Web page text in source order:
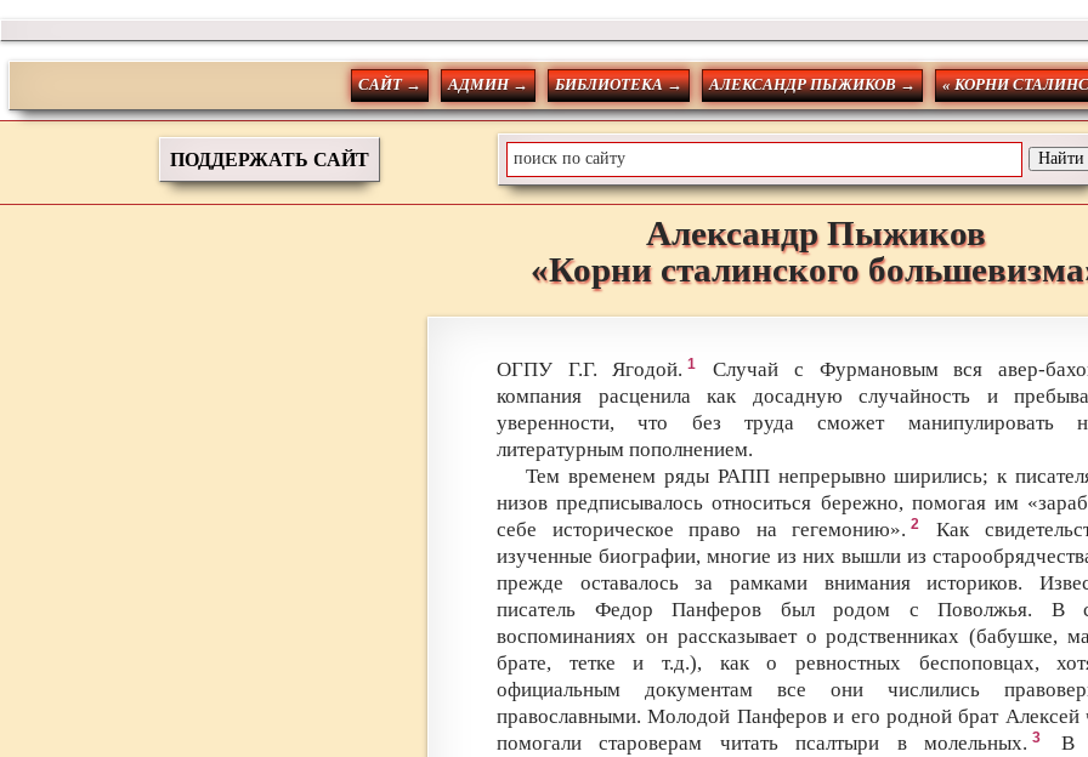
САЙТ → АДМИН → БИБЛИОТЕКА → АЛЕКСАНДР ПЫЖИКОВ → « КОРНИ
ПОДДЕРЖАТЬ САЙТ
Александр Пыжиков
«Корни сталинского
ОГПУ Г.Г. Ягодой. 1
Случай с Фурмановым вся авер-
компания расценила как досадную случайность и
уверенности, что без труда сможет манипулировать
литературным пополнением.
Тем временем ряды РАПП непрерывно ширились; к
низов предписывалось относиться бережно, помогая им
себе историческое право на гегемонию». 2
Как
изученные биографии, многие из них вышли из
прежде оставалось за рамками внимания историков.
писатель Федор Панферов был родом с Поволжья. В
воспоминаниях он рассказывает о родственниках (бабушке,
брате, тетке и т.д.), как о ревностных беспоповцах,
официальным документам все они числились
православными. Молодой Панферов и его родной брат Алексей
помогали староверам читать псалтыри в молельных. 3
В